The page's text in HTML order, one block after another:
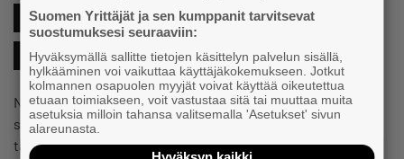
#KASVU&KEHITYS #KULJETUSJALOGISTIIKKA
#VASTUULLISUUS
Niemi Palvelut hankki käyttöönsä maailman ensimmäisen
sähkökäyttöisen muuttokuorma-auton. Kokemuksia sen
talvikäytöstä ei vielä ole. Kävimme tutustumassa
Suomen Yrittäjät ja sen kumppanit tarvitsevat
suostumuksesi seuraaviin:
Hyväksymällä sallitte tietojen käsittelyn palvelun sisällä,
hylkääminen voi vaikuttaa käyttäjäkokemukseen. Jotkut
kolmannen osapuolen myyjät voivat käyttää oikeutettua
etuaan toimiakseen, voit vastustaa sitä tai muuttaa muita
asetuksia milloin tahansa valitsemalla 'Asetukset' sivun
alareunasta.